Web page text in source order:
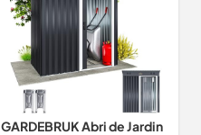
GARDEBRUK Abri de Jardin